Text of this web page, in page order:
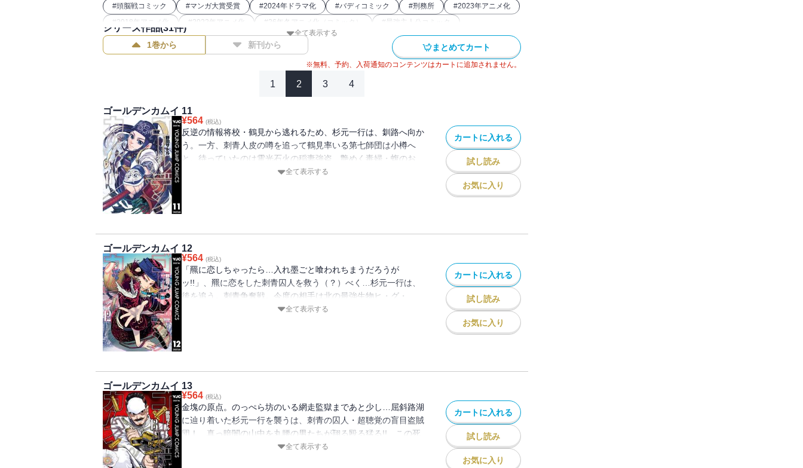
#頭脳戦コミック #マンガ大賞受賞 #2024年ドラマ化 #バディコミック #刑務所 #2023年アニメ化
#2018年アニメ化 #2022年アニメ化 #26年冬アニメ化（コミック） # 最強主人公コミック
#2020年アニメ化 #2024年映画化
全て表示する
シリーズ作品(31件)
1巻から 新刊から まとめてカート
※無料、予約、入荷通知のコンテンツはカートに追加されません。
1 2 3 4
ゴールデンカムイ 11
¥564 (税込)
反逆の情報将校・鶴見から逃れるため、杉元一行は、釧路へ向か
う。一方、刺青人皮の噂を追って鶴見率いる第七師団は小樽へ
と。待っていたのは電光石火の稲妻強盗、艶めく毒婦・蝮のお
銀。北の最強軍団vs最凶夫婦、稲妻強盗編収録！ 毒も蝮も稲妻
全て表示する
カートに入れる
試し読み
お気に入り
ゴールデンカムイ 12
¥564 (税込)
「羆に恋しちゃったら…入れ墨ごと喰われちまうだろうが
ッ!!」、羆に恋をした刺青囚人を救う（？）べく…杉元一行は、
後を追う。刺青争奪戦。今度の相手は北の最強生物ヒ・グ・
マ!!? 軍人囚人奇人変人殺人図鑑！ なんでもござれの偉人
全て表示する
カートに入れる
試し読み
お気に入り
ゴールデンカムイ 13
¥564 (税込)
金塊の原点。のっぺら坊のいる網走監獄まであと少し…屈斜路湖
に辿り着いた杉元一行を襲うは、刺青の囚人・超聴覚の盲目盗賊
団！ 真っ暗闇の山中を丸腰の男たちが翔る殴る猛る!! この死
闘の行き着く先は？ そして、鶴見率いる第七師団進撃、土方歳
全て表示する
カートに入れる
試し読み
お気に入り